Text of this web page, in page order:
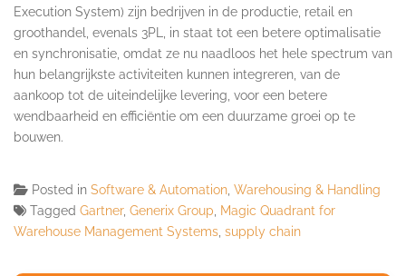
Execution System) zijn bedrijven in de productie, retail en
groothandel, evenals 3PL, in staat tot een betere optimalisatie
en synchronisatie, omdat ze nu naadloos het hele spectrum van
hun belangrijkste activiteiten kunnen integreren, van de
aankoop tot de uiteindelijke levering, voor een betere
wendbaarheid en efficiëntie om een duurzame groei op te
bouwen.
Posted in Software & Automation, Warehousing & Handling
Tagged Gartner, Generix Group, Magic Quadrant for
Warehouse Management Systems, supply chain